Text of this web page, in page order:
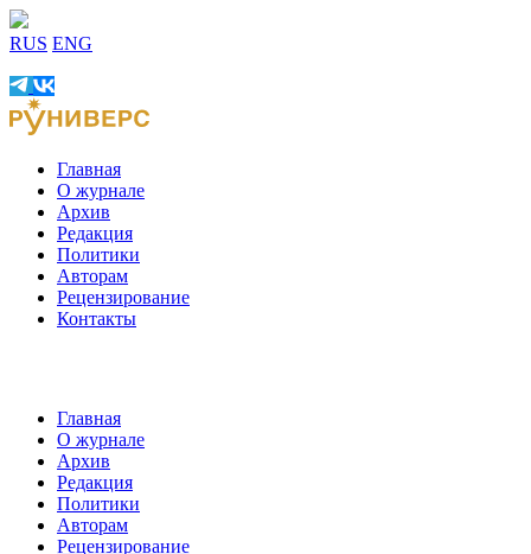
RUS ENG
Главная
О журнале
Архив
Редакция
Политики
Авторам
Рецензирование
Контакты
Главная
О журнале
Архив
Редакция
Политики
Авторам
Рецензирование